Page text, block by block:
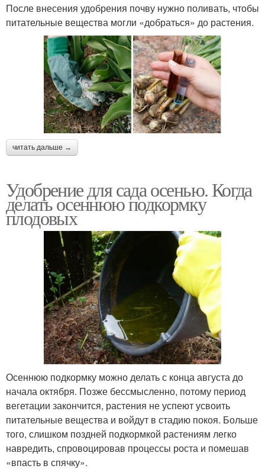
После внесения удобрения почву нужно поливать, чтобы
питательные вещества могли «добраться» до растения.
читать дальше →
Удобрение для сада осенью. Когда
делать осеннюю подкормку
плодовых
Осеннюю подкормку можно делать с конца августа до
начала октября. Позже бессмысленно, потому период
вегетации закончится, растения не успеют усвоить
питательные вещества и войдут в стадию покоя. Больше
того, слишком поздней подкормкой растениям легко
навредить, спровоцировав процессы роста и помешав
«впасть в спячку».